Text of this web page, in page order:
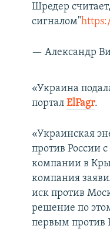
Шредер
сигналом"
— Александр
«Украина
порталElFagr.
«Украинская
против России
компании в
компания
иск против
решение по
первым против